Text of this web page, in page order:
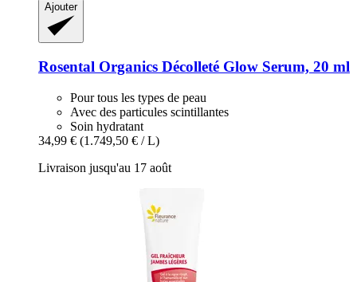
Ajouter
Rosental Organics Décolleté Glow Serum, 20 ml
Pour tous les types de peau
Avec des particules scintillantes
Soin hydratant
34,99 € (1.749,50 € / L)
Livraison jusqu'au 17 août